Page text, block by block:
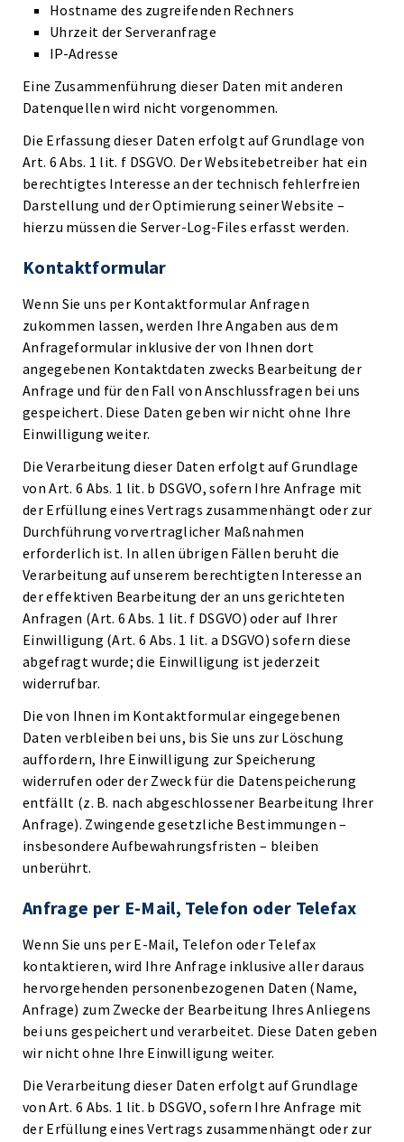
Hostname des zugreifenden Rechners
Uhrzeit der Serveranfrage
IP-Adresse
Eine Zusammenführung dieser Daten mit anderen
Datenquellen wird nicht vorgenommen.
Die Erfassung dieser Daten erfolgt auf Grundlage von
Art. 6 Abs. 1 lit. f DSGVO. Der Websitebetreiber hat ein
berechtigtes Interesse an der technisch fehlerfreien
Darstellung und der Optimierung seiner Website –
hierzu müssen die Server-Log-Files erfasst werden.
Kontaktformular
Wenn Sie uns per Kontaktformular Anfragen
zukommen lassen, werden Ihre Angaben aus dem
Anfrageformular inklusive der von Ihnen dort
angegebenen Kontaktdaten zwecks Bearbeitung der
Anfrage und für den Fall von Anschlussfragen bei uns
gespeichert. Diese Daten geben wir nicht ohne Ihre
Einwilligung weiter.
Die Verarbeitung dieser Daten erfolgt auf Grundlage
von Art. 6 Abs. 1 lit. b DSGVO, sofern Ihre Anfrage mit
der Erfüllung eines Vertrags zusammenhängt oder zur
Durchführung vorvertraglicher Maßnahmen
erforderlich ist. In allen übrigen Fällen beruht die
Verarbeitung auf unserem berechtigten Interesse an
der effektiven Bearbeitung der an uns gerichteten
Anfragen (Art. 6 Abs. 1 lit. f DSGVO) oder auf Ihrer
Einwilligung (Art. 6 Abs. 1 lit. a DSGVO) sofern diese
abgefragt wurde; die Einwilligung ist jederzeit
widerrufbar.
Die von Ihnen im Kontaktformular eingegebenen
Daten verbleiben bei uns, bis Sie uns zur Löschung
auffordern, Ihre Einwilligung zur Speicherung
widerrufen oder der Zweck für die Datenspeicherung
entfällt (z. B. nach abgeschlossener Bearbeitung Ihrer
Anfrage). Zwingende gesetzliche Bestimmungen –
insbesondere Aufbewahrungsfristen – bleiben
unberührt.
Anfrage per E-Mail, Telefon oder Telefax
Wenn Sie uns per E-Mail, Telefon oder Telefax
kontaktieren, wird Ihre Anfrage inklusive aller daraus
hervorgehenden personenbezogenen Daten (Name,
Anfrage) zum Zwecke der Bearbeitung Ihres Anliegens
bei uns gespeichert und verarbeitet. Diese Daten geben
wir nicht ohne Ihre Einwilligung weiter.
Die Verarbeitung dieser Daten erfolgt auf Grundlage
von Art. 6 Abs. 1 lit. b DSGVO, sofern Ihre Anfrage mit
der Erfüllung eines Vertrags zusammenhängt oder zur